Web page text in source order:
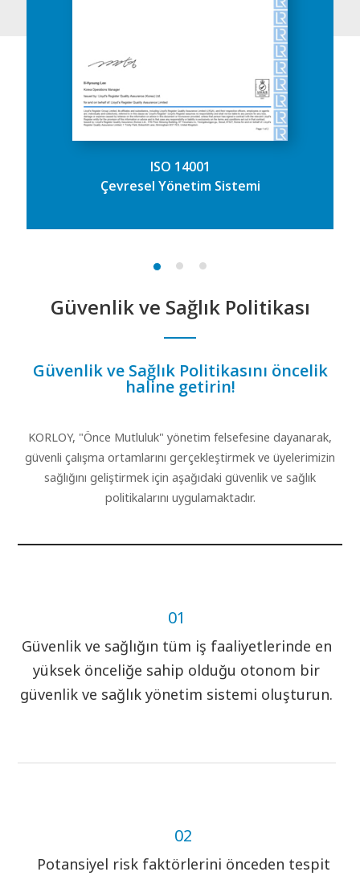
ISO 14001
Çevresel Yönetim Sistemi
Güvenlik ve Sağlık Politikası
Güvenlik ve Sağlık Politikasını öncelik
haline getirin!
KORLOY, "Önce Mutluluk" yönetim felsefesine dayanarak,
güvenli çalışma ortamlarını gerçekleştirmek ve üyelerimizin
sağlığını geliştirmek için aşağıdaki güvenlik ve sağlık
politikalarını uygulamaktadır.
01
Güvenlik ve sağlığın tüm iş faaliyetlerinde en
yüksek önceliğe sahip olduğu otonom bir
güvenlik ve sağlık yönetim sistemi oluşturun.
02
Potansiyel risk faktörlerini önceden tespit